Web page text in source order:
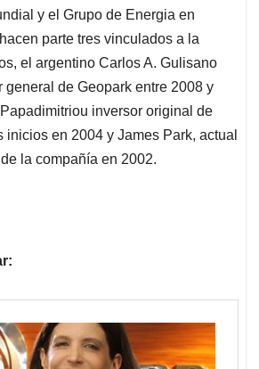
y el Grupo de Energia en
parte tres vinculados a la
el argentino Carlos A. Gulisano
general de Geopark entre 2008 y
inversor original de
inicios en 2004 y James Park, actual
la compañía en 2002.